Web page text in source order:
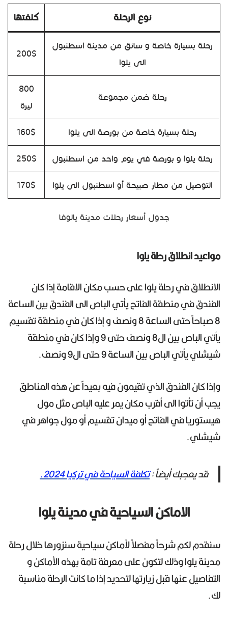
نوع الرحلة كلفتها
رحلة بسيارة خاصة و سائق من مدينة اسطنبول
الى يلوا
200$
رحلة ضمن مجموعة
800
ليرة
رحلة بسيارة خاصة من بورصة الى يلوا 160$
رحلة يلوا و بورصة في يوم واحد من اسطنبول 250$
التوصيل من مطار صبيحة أو اسطنبول الى يلوا 170$
جدول أسعار رحلات مدينة يالوفا
مواعيد انطلاق رحلة يلوا
الانطلاق في رحلة يلوا على حسب مكان الاقامة إذا كان
الفندق في منطقة الفاتح يأتي الباص الى الفندق بين الساعة
8 صباحاً حتى الساعة 8 ونصف و إذا كان في منطقة تقسيم
يأتي الباص بين ال8 ونصف حتى 9 وإذا كان في منطقة
شيشلي يأتي الباص بين الساعة 9 حتى ال9 ونصف.
وإذا كان الفندق الذي تقيمون فيه بعيداً عن هذه المناطق
يجب أن تأتوا الى أقرب مكان يمر عليه الباص مثل مول
هيستوريا في الفاتح أو ميدان تقسيم أو مول جواهر في
شيشلي.
قد يعجبك أيضاً :تكلفة السياحة في تركيا 2024.
الاماكن السياحية في مدينة يلوا
سنقدم لكم شرحاً مفصلاً لأماكن سياحية سنزورها خلال رحلة
مدينة يلوا وذلك لتكون على معرفة تامة بهذه الأماكن و
التفاصيل عنها قبل زيارتها لتحديد إذا ما كانت الرحلة مناسبة
لك.